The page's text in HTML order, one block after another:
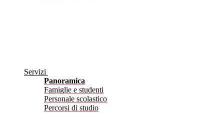
Servizi
Panoramica
Famiglie e studenti
Personale scolastico
Percorsi di studio